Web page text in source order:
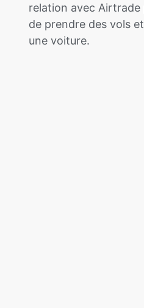
relation avec
de prendre des vols
une voiture.